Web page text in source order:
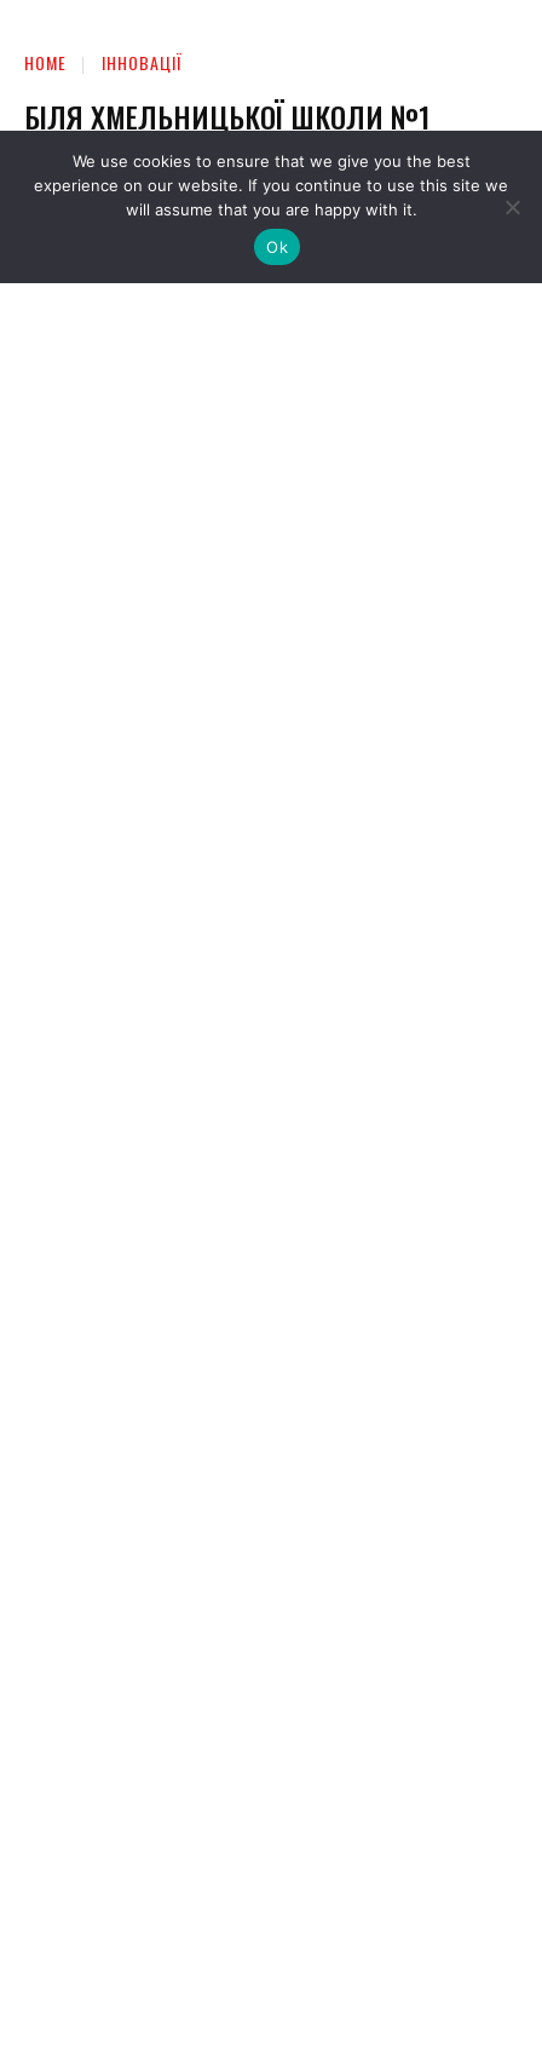
We use cookies to ensure that we give you the best
experience on our website. If you continue to use this site we
will assume that you are happy with it.
Ok